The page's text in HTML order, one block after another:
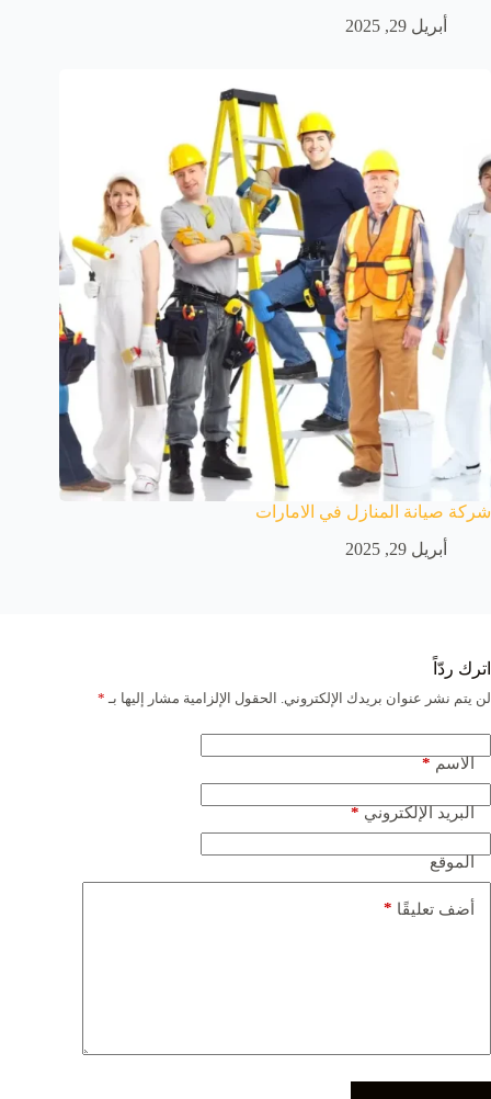
أبريل 29, 2025
شركة صيانة المنازل في الامارات
أبريل 29, 2025
اترك ردّاً
لن يتم نشر عنوان بريدك الإلكتروني. الحقول الإلزامية مشار إليها بـ *
الاسم *
البريد الإلكتروني *
الموقع
أضف تعليقًا *